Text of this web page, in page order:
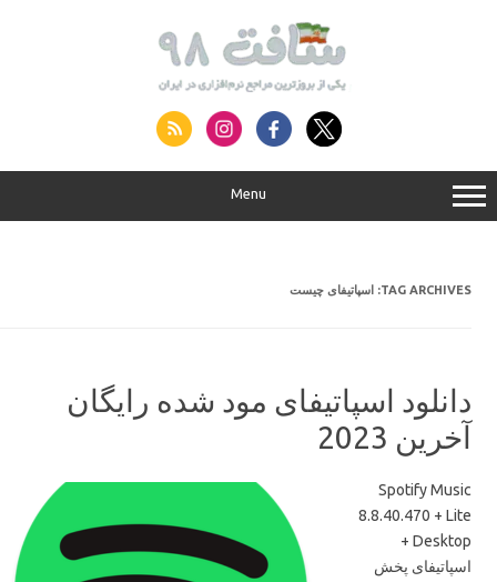
Menu
TAG ARCHIVES: اسپاتیفای چیست
دانلود اسپاتیفای مود شده رایگان
آخرین 2023
Spotify Music
8.8.40.470 + Lite
+ Desktop
اسپاتیفای پخش